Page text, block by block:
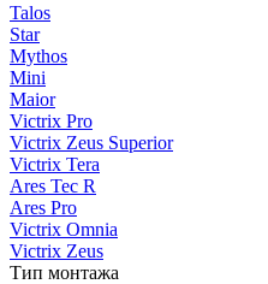
Talos
Star
Mythos
Mini
Maior
Victrix Pro
Victrix Zeus Superior
Victrix Tera
Ares Tec R
Ares Pro
Victrix Omnia
Victrix Zeus
Тип монтажа